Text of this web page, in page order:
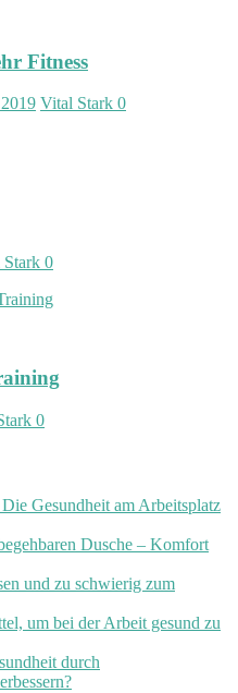
Fitness
Vital Stark 0
0
0
Gesundheit am Arbeitsplatz
Dusche – Komfort
und zu schwierig zum
um bei der Arbeit gesund zu
durch